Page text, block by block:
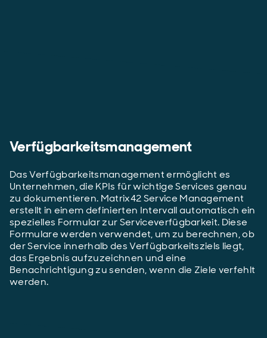
Verfügbarkeitsmanagement
Das Verfügbarkeitsmanagement ermöglicht es
Unternehmen, die KPIs für wichtige Services genau
zu dokumentieren. Matrix42 Service Management
erstellt in einem definierten Intervall automatisch ein
spezielles Formular zur Serviceverfügbarkeit. Diese
Formulare werden verwendet, um zu berechnen, ob
der Service innerhalb des Verfügbarkeitsziels liegt,
das Ergebnis aufzuzeichnen und eine
Benachrichtigung zu senden, wenn die Ziele verfehlt
werden.